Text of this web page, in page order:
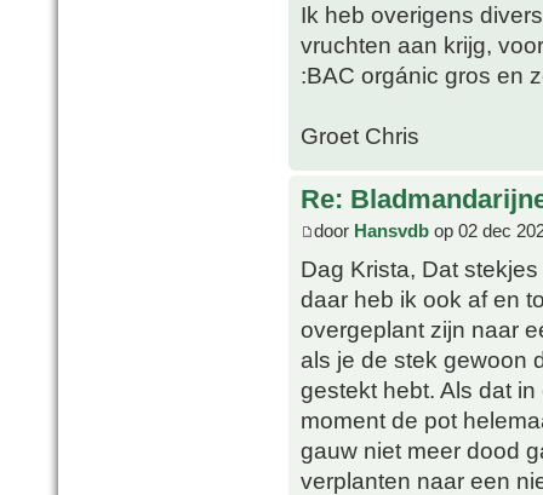
Ik heb overigens
vruchten aan krijg,
:BAC orgánic gros en
Groet Chris
Re:
door Hansvdb op 02 dec
Dag Krista, Dat
daar heb ik ook af en
overgeplant zijn naar
als je de stek gewoon
gestekt hebt. Als dat
moment de pot
gauw niet meer dood
verplanten naar een